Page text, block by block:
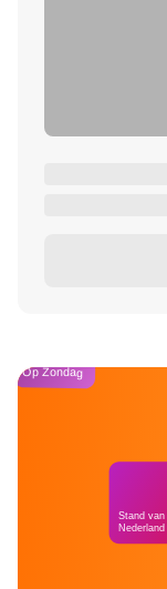
Op Zondag
Stand van
Nederland